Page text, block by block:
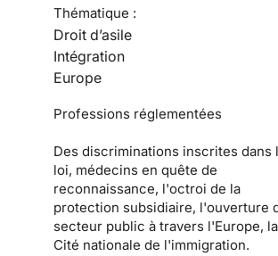
Thématique :
Droit d’asile
Intégration
Europe
Professions réglementées
Des discriminations inscrites dans
loi, médecins en quête de
reconnaissance, l'octroi de la
protection subsidiaire, l'ouverture
secteur public à travers l'Europe, la
Cité nationale de l'immigration.